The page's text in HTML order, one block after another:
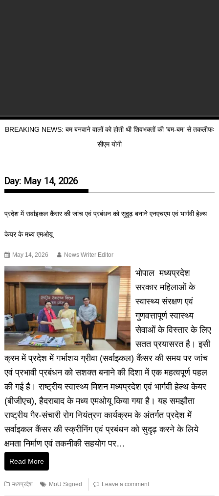
BREAKING NEWS: बम बनवाने वालों को होती थी शिवभक्तों की ‘बम-बम’ से तकलीफः
सीएम योगी
Day: May 14, 2026
प्रदेश में सर्वाइकल कैंसर की जांच एवं प्रबंधन को सुदृढ़ बनाने एनएचएम एवं भार्गवी हेल्थ
केयर के मध्य एमओयू
May 14, 2026 News Writer Editor
भोपाल मध्यप्रदेश
सरकार महिलाओं के
स्वास्थ्य संरक्षण एवं
गुणवत्तापूर्ण स्वास्थ्य
सेवाओं के विस्तार के लिए
सतत प्रयासरत है। इसी
क्रम में प्रदेश में गर्भाशय ग्रीवा (सर्वाइकल) कैंसर की समय पर जांच
एवं प्रभावी प्रबंधन को सशक्त बनाने की दिशा में एक महत्वपूर्ण पहल
की गई है। राष्ट्रीय स्वास्थ्य मिशन मध्यप्रदेश एवं भार्गवी हेल्थ केयर
(बीजीएच), हैदराबाद के मध्य एमओयू किया गया है। यह समझौता
राष्ट्रीय गैर-संचारी रोग नियंत्रण कार्यक्रम के अंतर्गत प्रदेश में
सर्वाइकल कैंसर की स्क्रीनिंग एवं प्रबंधन को सुदृढ़ करने के लिये
क्षमता निर्माण एवं तकनीकी सहयोग पर…
Read More
मध्यप्रदेश MoU Signed Leave a comment